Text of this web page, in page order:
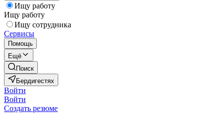
Ищу работу
Ищу работу
Ищу сотрудника
Сервисы
Помощь
Ещё
Поиск
Бердигестях
Войти
Войти
Создать резюме